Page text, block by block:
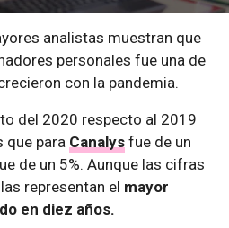
analistas muestran que
personales fue una de
con la pandemia.
del 2020 respecto al 2019
que para Canalys fue de un
de un 5%. Aunque las cifras
representan el mayor
en diez años.